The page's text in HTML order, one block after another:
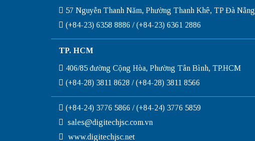
57 Nguyễn Thanh Năm, Phường Thanh Khê, TP Đà Nẵng
(+84-23) 6358 8886 / (+84-23) 6361 2886
TP. HCM
406/85 đường Cộng Hòa, Phường Tân Bình, TP.HCM
(+84-28) 3811 8628 / (+84-28) 3811 8566
(+84-24) 3776 5866 / (+84-24) 3776 5859
sales@digitechjsc.com.vn
www.digitechjsc.net